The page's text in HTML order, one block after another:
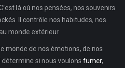
là où nos pensées, nos souvenirs
Il contrôle nos habitudes, nos
monde extérieur.
monde de nos émotions, de nos
détermine si nous voulons fumer,